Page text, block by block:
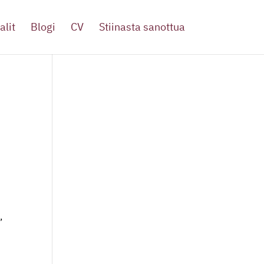
Blogi CV Stiinasta sanottua